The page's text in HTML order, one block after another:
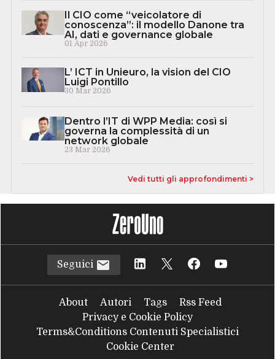
Il CIO come “veicolatore di
conoscenza”: il modello Danone tra
AI, dati e governance globale
01 Apr 2026
L’ ICT in Unieuro, la vision del CIO
Luigi Pontillo
30 Mar 2026
Dentro l’IT di WPP Media: così si
governa la complessità di un
network globale
23 Mar 2026
Vedi tutti gli approfondimenti >
Seguici
About Autori Tags
Rss Feed
Privacy e Cookie Policy
Terms&Conditions Contenuti Specialistici
Cookie Center